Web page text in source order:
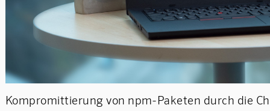
Kompromittierung von npm-Paketen durch die